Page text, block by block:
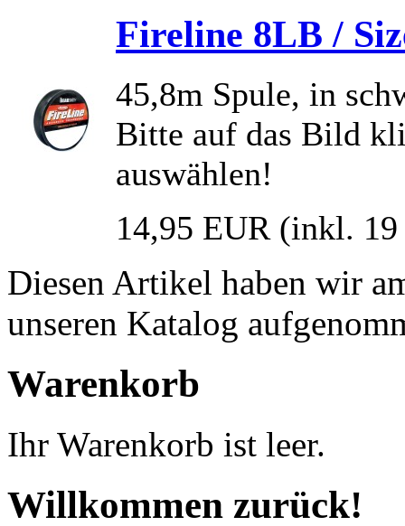
Fireline 8LB /
45,8m Spule, in
Bitte auf das Bild
auswählen!
14,95 EUR (inkl.
Diesen Artikel haben wir
unseren Katalog
Warenkorb
Ihr Warenkorb ist leer.
Willkommen zurück!